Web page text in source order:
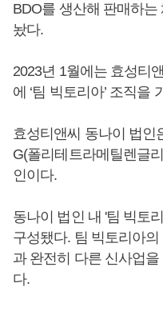
BDO를 생산해 판매하는
놨다.
2023년 1월에는 효성티
에 ‘팀 빅토리아’ 조직을
효성티앤씨 동나이 법인
G(폴리테트라메틸렌글
인이다.
동나이 법인 내 '팀 빅토
구성됐다. 팀 빅토리아
과 완전히 다른 신사업
다.